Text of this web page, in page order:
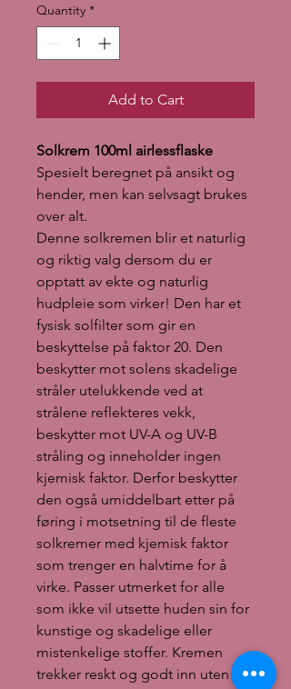
Quantity *
Add to Cart
Solkrem 100ml airlessflaske
Spesielt beregnet på ansikt og
hender, men kan selvsagt brukes
over alt.
Denne solkremen blir et naturlig
og riktig valg dersom du er
opptatt av ekte og naturlig
hudpleie som virker! Den har et
fysisk solfilter som gir en
beskyttelse på faktor 20. Den
beskytter mot solens skadelige
stråler utelukkende ved at
strålene reflekteres vekk,
beskytter mot UV-A og UV-B
stråling og inneholder ingen
kjemisk faktor. Derfor beskytter
den også umiddelbart etter på
føring i motsetning til de fleste
solkremer med kjemisk faktor
som trenger en halvtime for å
virke. Passer utmerket for alle
som ikke vil utsette huden sin for
kunstige og skadelige eller
mistenkelige stoffer. Kremen
trekker reskt og godt inn uten å